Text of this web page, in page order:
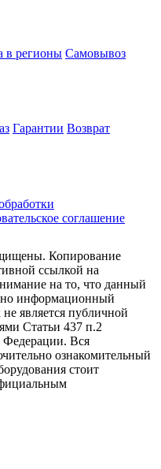
в регионы Самовывоз
Гарантии Возврат
соглашение
Копирование
ссылкой на
на то, что данный
информационный
является публичной
Статьи 437 п.2
Федерации. Вся
ознакомительный
стоит